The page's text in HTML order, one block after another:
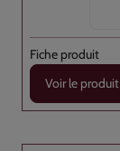
Voir le produit